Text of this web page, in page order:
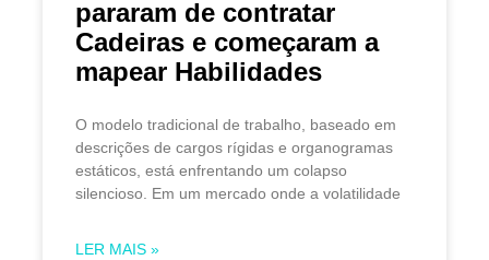
pararam de contratar
Cadeiras e começaram a
mapear Habilidades
O modelo tradicional de trabalho, baseado em
descrições de cargos rígidas e organogramas
estáticos, está enfrentando um colapso
silencioso. Em um mercado onde a volatilidade
LER MAIS »